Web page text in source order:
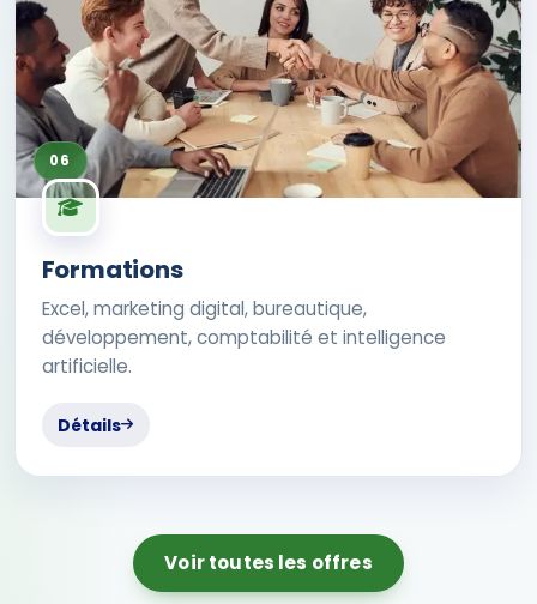
06
Formations
Excel, marketing digital, bureautique,
développement, comptabilité et intelligence
artificielle.
Détails
Voir toutes les offres